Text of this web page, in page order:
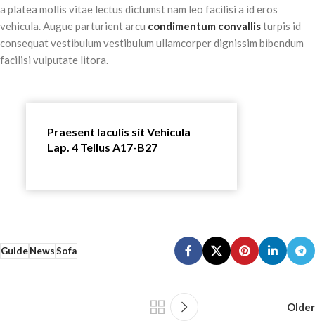
a platea mollis vitae lectus dictumst nam leo facilisi a id eros
vehicula. Augue parturient arcu condimentum convallisturpis id
consequat vestibulum vestibulum ullamcorper dignissim bibendum
facilisi vulputate litora.
Praesent Iaculis sit Vehicula
Lap. 4 Tellus A17-B27
GuideNewsSofa
Older